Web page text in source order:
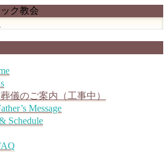
ク教会
儀のご案内（工事中）
Message
Schedule